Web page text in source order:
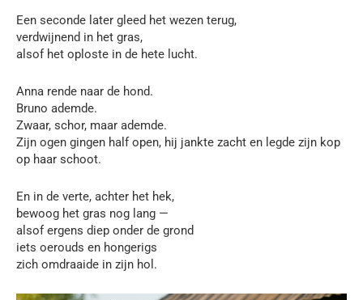
Een seconde later gleed het wezen terug,
verdwijnend in het gras,
alsof het oploste in de hete lucht.
Anna rende naar de hond.
Bruno ademde.
Zwaar, schor, maar ademde.
Zijn ogen gingen half open, hij jankte zacht en legde zijn kop
op haar schoot.
En in de verte, achter het hek,
bewoog het gras nog lang —
alsof ergens diep onder de grond
iets oerouds en hongerigs
zich omdraaide in zijn hol.